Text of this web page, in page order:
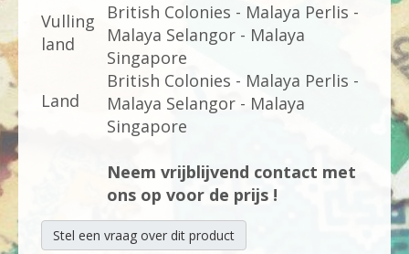
Vulling
land
British Colonies - Malaya Perlis -
Malaya Selangor - Malaya
Singapore
Land
British Colonies - Malaya Perlis -
Malaya Selangor - Malaya
Singapore
Neem vrijblijvend contact met
ons op voor de prijs !
Stel een vraag over dit product